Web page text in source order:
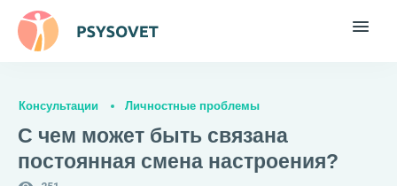
Консультации Личностные проблемы
С чем может быть связана
постоянная смена настроения?